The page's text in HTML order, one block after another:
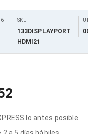
Cables
SKU
133DISPLAYPORT
HDMI21
lo antes posible